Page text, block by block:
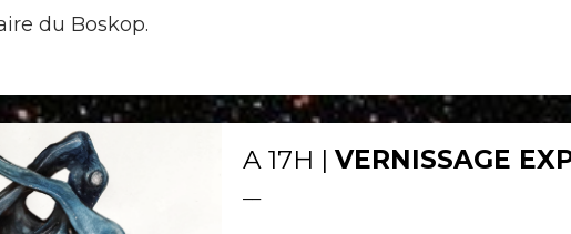
du Boskop.
A 17H | VERNISSAGE